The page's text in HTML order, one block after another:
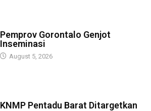
Pemprov Gorontalo Genjot
Inseminasi
August 5, 2026
KNMP Pentadu Barat Ditargetkan